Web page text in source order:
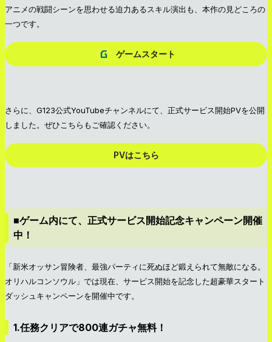
アニメの戦闘シーンを思わせる迫力あるスキル演出も、本作の見どころの
一つです。
ゲームスタート
さらに、G123公式YouTubeチャンネルにて、正式サービス開始PVを公開
しました。ぜひこちらもご確認ください。
PVはこちら
■ゲーム内にて、正式サービス開始記念キャンペーン開催
中！
「新米オッサン冒険者、最強パーティに死ぬほど鍛えられて無敵になる。
オリハルコンソウル」では現在、サービス開始を記念した超豪華スタート
ダッシュキャンペーンを開催中です。
1.任務クリアで800連ガチャ無料！